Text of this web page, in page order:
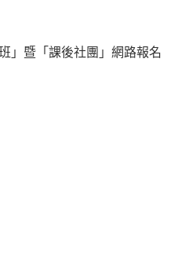
」暨「課後社團」網路報名